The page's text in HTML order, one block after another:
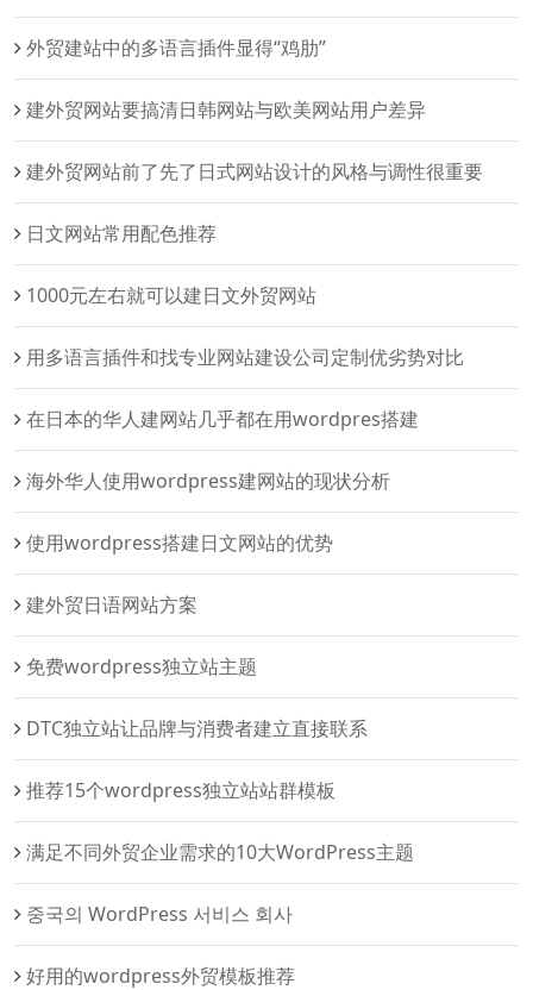
外贸建站中的多语言插件显得“鸡肋”
建外贸网站要搞清日韩网站与欧美网站用户差异
建外贸网站前了先了日式网站设计的风格与调性很重要
日文网站常用配色推荐
1000元左右就可以建日文外贸网站
用多语言插件和找专业网站建设公司定制优劣势对比
在日本的华人建网站几乎都在用wordpres搭建
海外华人使用wordpress建网站的现状分析
使用wordpress搭建日文网站的优势
建外贸日语网站方案
免费wordpress独立站主题
DTC独立站让品牌与消费者建立直接联系
推荐15个wordpress独立站站群模板
满足不同外贸企业需求的10大WordPress主题
중국의 WordPress 서비스 회사
好用的wordpress外贸模板推荐